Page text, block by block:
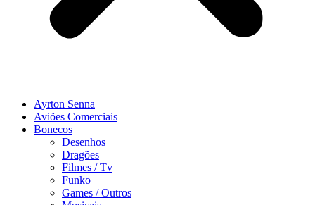
Ayrton Senna
Aviões Comerciais
Bonecos
Desenhos
Dragões
Filmes / Tv
Funko
Games / Outros